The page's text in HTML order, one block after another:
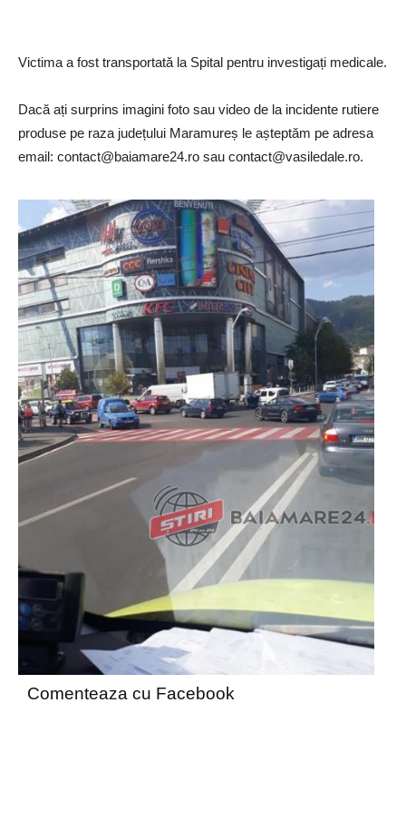
Victima a fost transportată la Spital pentru investigați medicale.
Dacă ați surprins imagini foto sau video de la incidente rutiere
produse pe raza județului Maramureș le așteptăm pe adresa
email: contact@baiamare24.ro sau contact@vasiledale.ro.
Comenteaza cu Facebook